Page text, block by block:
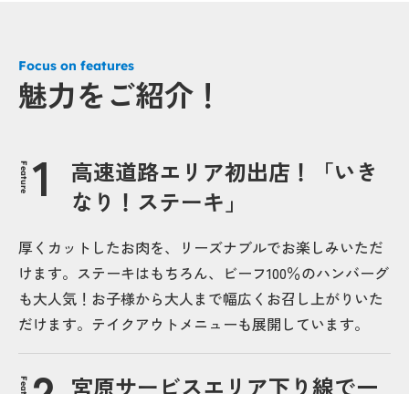
Focus on features
魅力をご紹介！
Feature
高速道路エリア初出店！「いき
なり！ステーキ」
厚くカットしたお肉を、リーズナブルでお楽しみいただ
けます。ステーキはもちろん、ビーフ100％のハンバーグ
も大人気！お子様から大人まで幅広くお召し上がりいた
だけます。テイクアウトメニューも展開しています。
宮原サービスエリア下り線で一